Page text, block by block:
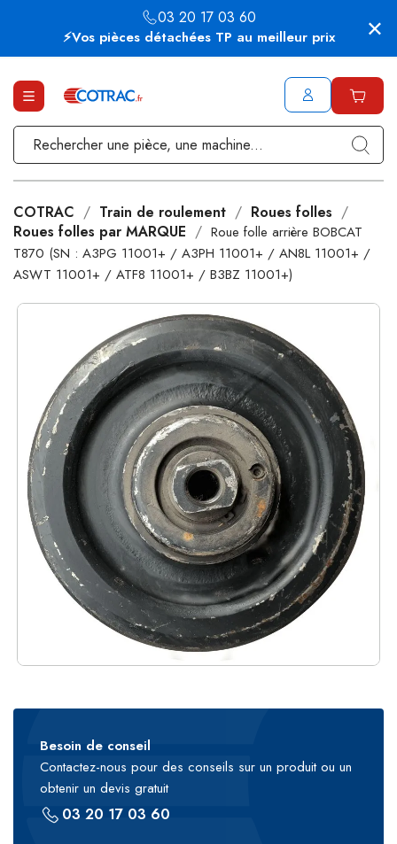
⚡Vos pièces détachées TP au meilleur prix
03 20 17 03 60
COTRAC Train de roulement
Roues folles
Roues folles par MARQUE
Roue folle arrière BOBCAT
T870 (SN : A3PG 11001+ / A3PH 11001+ / AN8L 11001+ /
ASWT 11001+ / ATF8 11001+ / B3BZ 11001+)
Besoin de conseil
Contactez-nous pour des conseils sur un produit ou un
obtenir un devis gratuit
03 20 17 03 60